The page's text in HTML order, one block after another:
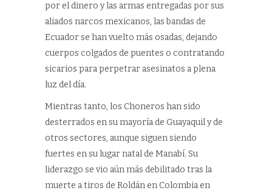
por el dinero y las armas entregadas por sus
aliados narcos mexicanos, las bandas de
Ecuador se han vuelto más osadas, dejando
cuerpos colgados de puentes o contratando
sicarios para perpetrar asesinatos a plena
luz del día.
Mientras tanto, los Choneros han sido
desterrados en su mayoría de Guayaquil y de
otros sectores, aunque siguen siendo
fuertes en su lugar natal de Manabí. Su
liderazgo se vio aún más debilitado tras la
muerte a tiros de Roldán en Colombia en